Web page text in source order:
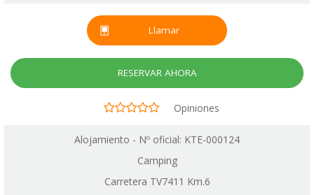
Llamar
RESERVAR AHORA
Opiniones
Alojamiento - Nº oficial: KTE-000124
Camping
Carretera TV7411 Km.6